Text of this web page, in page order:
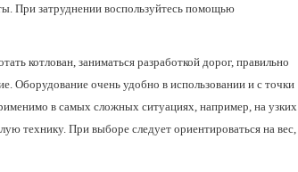
При затруднении воспользуйтесь помощью
котлован, заниматься разработкой дорог, правильно
Оборудование очень удобно в использовании и с точки
в самых сложных ситуациях, например, на узких
технику. При выборе следует ориентироваться на вес,